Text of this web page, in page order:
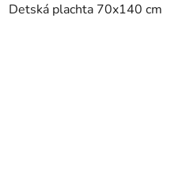
Detská plachta 70x140 cm